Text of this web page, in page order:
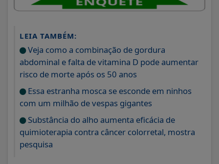
LEIA TAMBÉM:
Veja como a combinação de gordura
abdominal e falta de vitamina D pode aumentar
risco de morte após os 50 anos
Essa estranha mosca se esconde em ninhos
com um milhão de vespas gigantes
Substância do alho aumenta eficácia de
quimioterapia contra câncer colorretal, mostra
pesquisa